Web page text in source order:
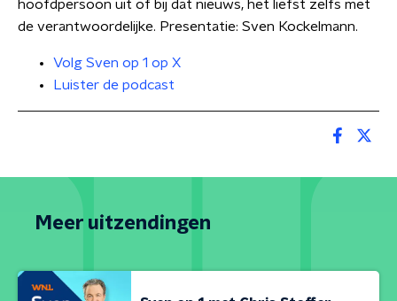
hoofdpersoon uit of bij dat nieuws, het liefst zelfs met
de verantwoordelijke. Presentatie: Sven Kockelmann.
Volg Sven op 1 op X
Luister de podcast
Meer uitzendingen